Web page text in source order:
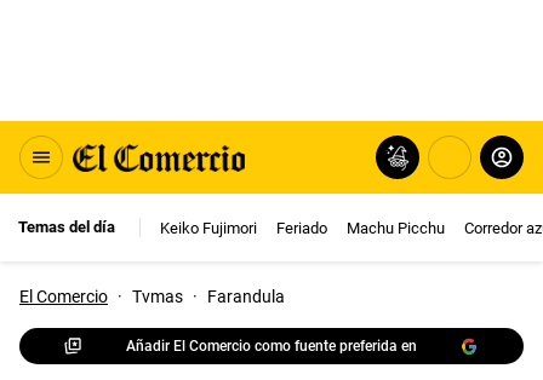
Temas del día Keiko Fujimori Feriado Machu Picchu Corredor
El Comercio · Tvmas · Farandula
Añadir El Comercio como fuente preferida en